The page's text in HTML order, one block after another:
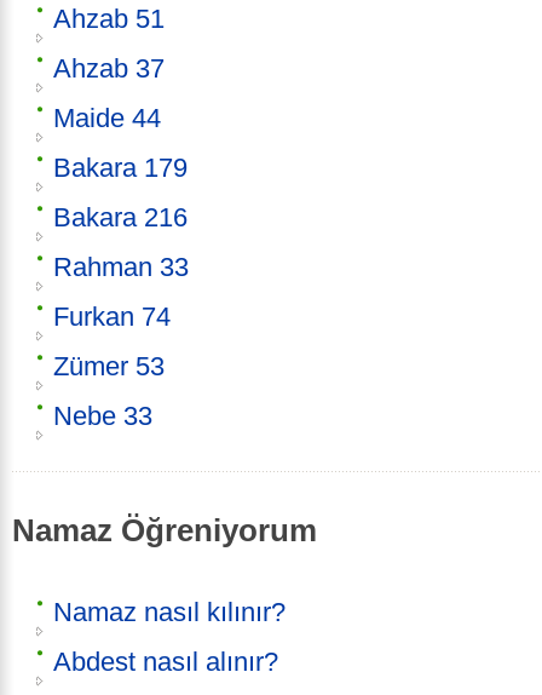
Ahzab 51
Ahzab 37
Maide 44
Bakara 179
Bakara 216
Rahman 33
Furkan 74
Zümer 53
Nebe 33
Namaz Öğreniyorum
Namaz nasıl kılınır?
Abdest nasıl alınır?